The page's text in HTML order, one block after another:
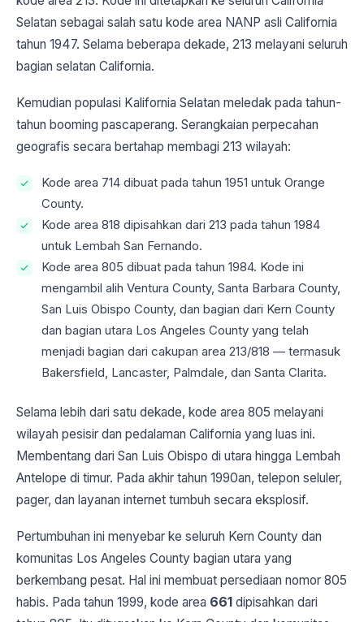
Selatan sebagai salah satu kode area NANP asli California
tahun 1947. Selama beberapa dekade, 213 melayani seluruh
bagian selatan California.
Kemudian populasi Kalifornia Selatan meledak pada tahun-
tahun booming pascaperang. Serangkaian perpecahan
geografis secara bertahap membagi 213 wilayah:
Kode area 714 dibuat pada tahun 1951 untuk Orange
County.
Kode area 818 dipisahkan dari 213 pada tahun 1984
untuk Lembah San Fernando.
Kode area 805 dibuat pada tahun 1984. Kode ini
mengambil alih Ventura County, Santa Barbara County,
San Luis Obispo County, dan bagian dari Kern County
dan bagian utara Los Angeles County yang telah
menjadi bagian dari cakupan area 213/818 — termasuk
Bakersfield, Lancaster, Palmdale, dan Santa Clarita.
Selama lebih dari satu dekade, kode area 805 melayani
wilayah pesisir dan pedalaman California yang luas ini.
Membentang dari San Luis Obispo di utara hingga Lembah
Antelope di timur. Pada akhir tahun 1990an, telepon seluler,
pager, dan layanan internet tumbuh secara eksplosif.
Pertumbuhan ini menyebar ke seluruh Kern County dan
komunitas Los Angeles County bagian utara yang
berkembang pesat. Hal ini membuat persediaan nomor 805
habis. Pada tahun 1999, kode area 661 dipisahkan dari